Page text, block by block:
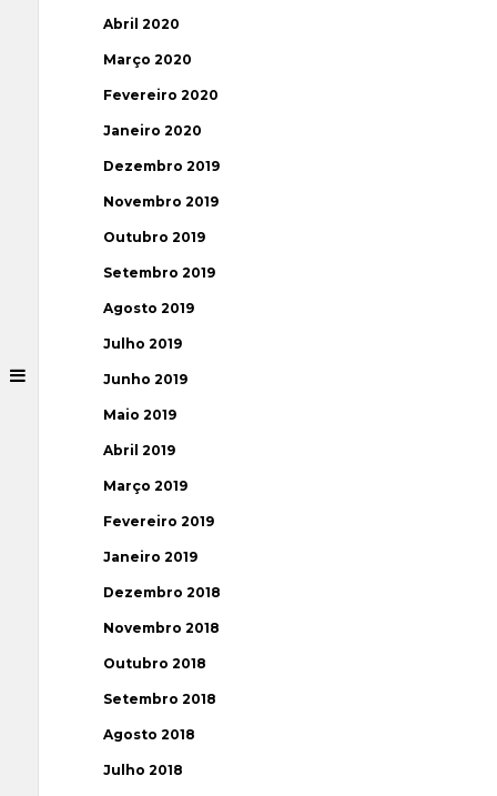
Abril 2020
Março 2020
Fevereiro 2020
Janeiro 2020
Dezembro 2019
Novembro 2019
Outubro 2019
Setembro 2019
Agosto 2019
Julho 2019
Junho 2019
Maio 2019
Abril 2019
Março 2019
Fevereiro 2019
Janeiro 2019
Dezembro 2018
Novembro 2018
Outubro 2018
Setembro 2018
Agosto 2018
Julho 2018